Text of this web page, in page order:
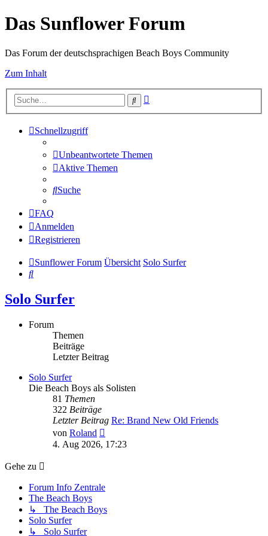
Das Sunflower Forum
Das Forum der deutschsprachigen Beach Boys Community
Zum Inhalt
Suche
Schnellzugriff
Unbeantwortete Themen
Aktive Themen
Suche
FAQ
Anmelden
Registrieren
Sunflower Forum Übersicht Solo Surfer
Suche
Solo Surfer
Forum
Themen
Beiträge
Letzter Beitrag
Solo Surfer
Die Beach Boys als Solisten
81 Themen
322 Beiträge
Letzter Beitrag Re: Brand New Old Friends
von Roland
Beitrag
4. Aug 2026, 17:23
Gehe zu
Forum Info Zentrale
The Beach Boys
↳ The Beach Boys
Solo Surfer
↳ Solo Surfer